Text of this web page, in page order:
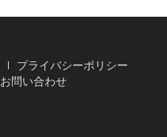
プライバシーポリシー
お問い合わせ